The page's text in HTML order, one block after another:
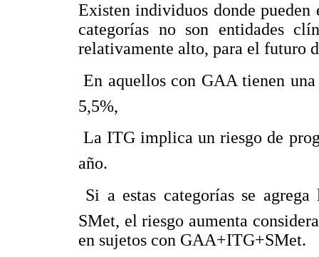
Existen individuos donde pueden
categorías no son entidades
relativamente alto, para el futuro
 En aquellos con GAA tienen
5,5%,
 La ITG implica un riesgo de
año.
 Si a estas categorías se
SMet, el riesgo aumenta
en sujetos con GAA+ITG+SMet.